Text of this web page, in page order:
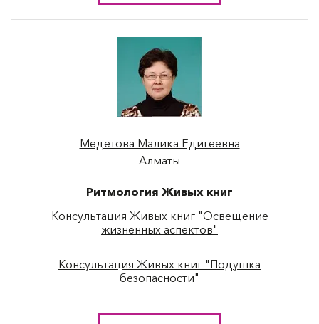
Медетова Малика Едигеевна
Алматы
Ритмология Живых книг
Консультация Живых книг "Освещение
жизненных аспектов"
Консультация Живых книг "Подушка
безопасности"